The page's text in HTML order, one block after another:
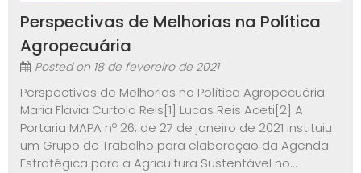
Perspectivas de Melhorias na Política
Agropecuária
Posted on 18 de fevereiro de 2021
Perspectivas de Melhorias na Política Agropecuária
Maria Flavia Curtolo Reis[1] Lucas Reis Aceti[2] A
Portaria MAPA nº 26, de 27 de janeiro de 2021 instituiu
um Grupo de Trabalho para elaboração da Agenda
Estratégica para a Agricultura Sustentável no...